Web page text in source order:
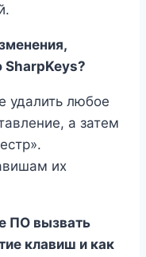
удалить любое
а затем
их
ПО вызвать
клавиш и как